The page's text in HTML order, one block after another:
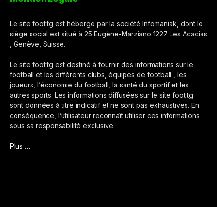
Le site foot.tg est hébergé par la société Infomaniak, dont le
siège social est situé à 25 Eugène-Marziano 1227 Les Acacias
, Genève, Suisse.
Le site foot.tg est destiné à fournir des informations sur le
football et les différents clubs, équipes de football , les
joueurs, l’économie du football, la santé du sportif et les
autres sports. Les informations diffusées sur le site foot.tg
sont données à titre indicatif et ne sont pas exhaustives. En
conséquence, l’utilisateur reconnaît utiliser ces informations
sous sa responsabilité exclusive.
Plus …